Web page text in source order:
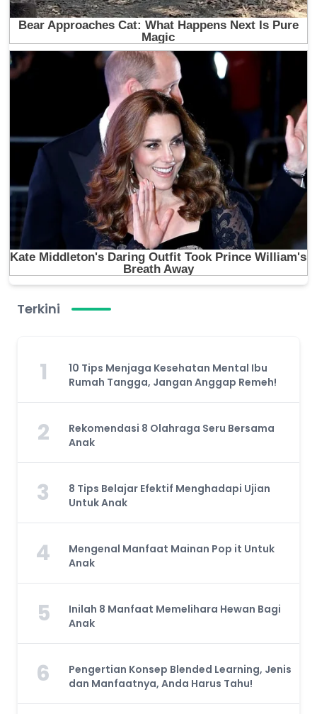
Terkini
1
10 Tips Menjaga Kesehatan Mental Ibu
Rumah Tangga, Jangan Anggap Remeh!
2
Rekomendasi 8 Olahraga Seru Bersama
Anak
3
8 Tips Belajar Efektif Menghadapi Ujian
Untuk Anak
4
Mengenal Manfaat Mainan Pop it Untuk
Anak
5
Inilah 8 Manfaat Memelihara Hewan Bagi
Anak
6
Pengertian Konsep Blended Learning, Jenis
dan Manfaatnya, Anda Harus Tahu!